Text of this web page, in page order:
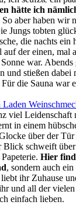
hätte ich
So aber haben wir
Jungs tobten
die nachts ein
auf der einen, mal
war.
und stießen dabei
die Sauna war
Laden
viel Leidenschaft
in einem
über der
schweift
Hier
, sondern auch
ihr Zuhause
und all der vielen
einfach lieben.